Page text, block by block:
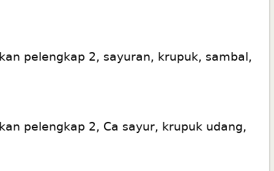
pelengkap 2, sayuran, krupuk, sambal,
pelengkap 2, Ca sayur, krupuk udang,